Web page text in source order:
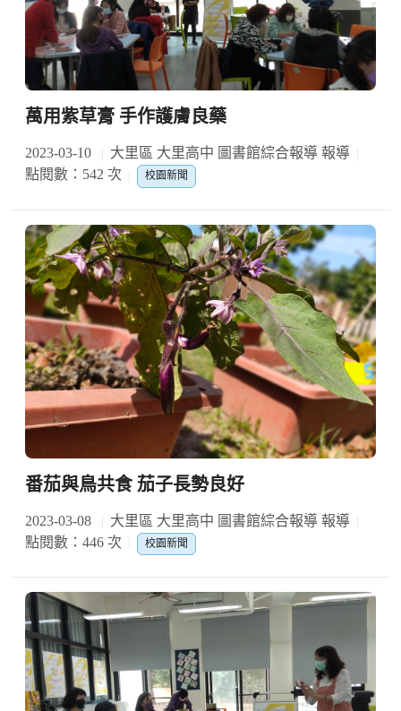
萬用紫草膏 手作護膚良藥
2023-03-10
大里區 大里高中 圖書館綜合報導 報導
點閱數：542 次
校園新聞
番茄與鳥共食 茄子長勢良好
2023-03-08
大里區 大里高中 圖書館綜合報導 報導
點閱數：446 次
校園新聞